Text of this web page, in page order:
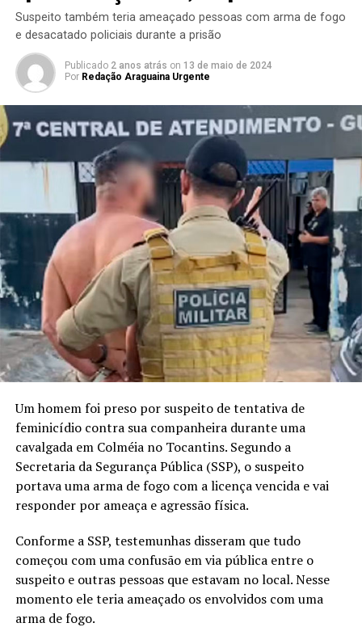
Suspeito também teria ameaçado pessoas com arma de fogo
e desacatado policiais durante a prisão
Publicado 2 anos atrás on 13 de maio de 2024
Por Redação Araguaina Urgente
Um homem foi preso por suspeito de tentativa de
feminicídio contra sua companheira durante uma
cavalgada em Colméia no Tocantins. Segundo a
Secretaria da Segurança Pública (SSP), o suspeito
portava uma arma de fogo com a licença vencida e vai
responder por ameaça e agressão física.
Conforme a SSP, testemunhas disseram que tudo
começou com uma confusão em via pública entre o
suspeito e outras pessoas que estavam no local. Nesse
momento ele teria ameaçado os envolvidos com uma
arma de fogo.